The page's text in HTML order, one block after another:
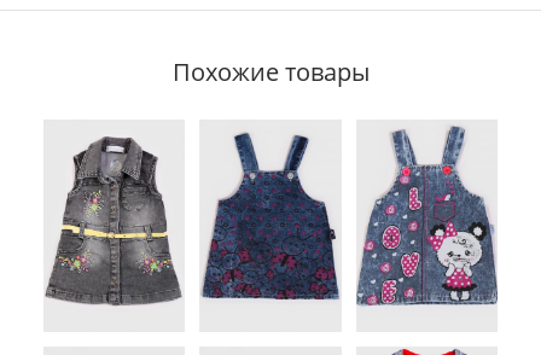
Похожие товары